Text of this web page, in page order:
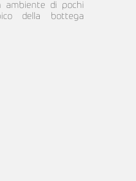
di pochi
della bottega